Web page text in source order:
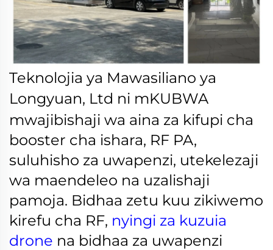
Teknolojia ya Mawasiliano ya
Longyuan, Ltd ni mKUBWA
mwajibishaji wa aina za kifupi cha
booster cha ishara, RF PA,
suluhisho za uwapenzi, utekelezaji
wa maendeleo na uzalishaji
pamoja. Bidhaa zetu kuu zikiwemo
kirefu cha RF, nyingi za kuzuia
drone na bidhaa za uwapenzi